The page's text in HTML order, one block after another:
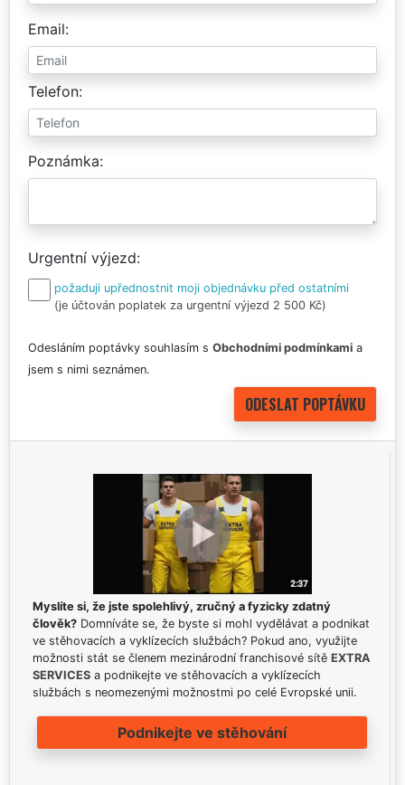
Email
Telefon
Poznámka
Urgentní výjezd
požaduji upřednostnit moji objednávku před ostatními
(je účtován poplatek za urgentní výjezd 2 500 Kč)
Odesláním poptávky souhlasím s Obchodními podmínkami a
jsem s nimi seznámen.
Myslíte si, že jste spolehlivý, zručný a fyzicky zdatný
člověk? Domníváte se, že byste si mohl vydělávat a podnikat
ve stěhovacích a vyklízecích službách? Pokud ano, využijte
možnosti stát se členem mezinárodní franchisové sítě EXTRA
SERVICES a podnikejte ve stěhovacích a vyklízecích
službách s neomezenými možnostmi po celé Evropské unii.
Podnikejte ve stěhování